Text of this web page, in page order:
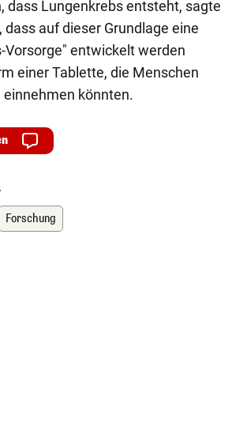
dass Lungenkrebs entsteht, sagte
auf dieser Grundlage eine
Vorsorge" entwickelt werden
einer Tablette, die Menschen
könnten.
Forschung